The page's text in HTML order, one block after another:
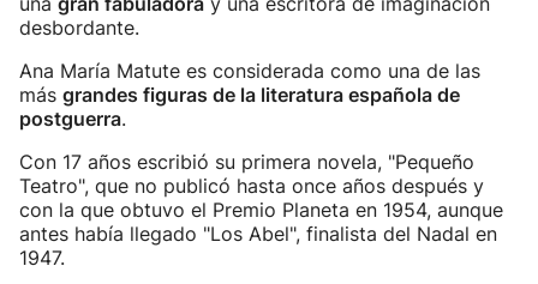
desbordante.
Ana María Matute es considerada como una de las
más grandes figuras de la literatura española de
postguerra.
Con 17 años escribió su primera novela, "Pequeño
Teatro", que no publicó hasta once años después y
con la que obtuvo el Premio Planeta en 1954, aunque
antes había llegado "Los Abel", finalista del Nadal en
1947.